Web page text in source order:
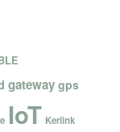
gateway gps
IoT Kerlink